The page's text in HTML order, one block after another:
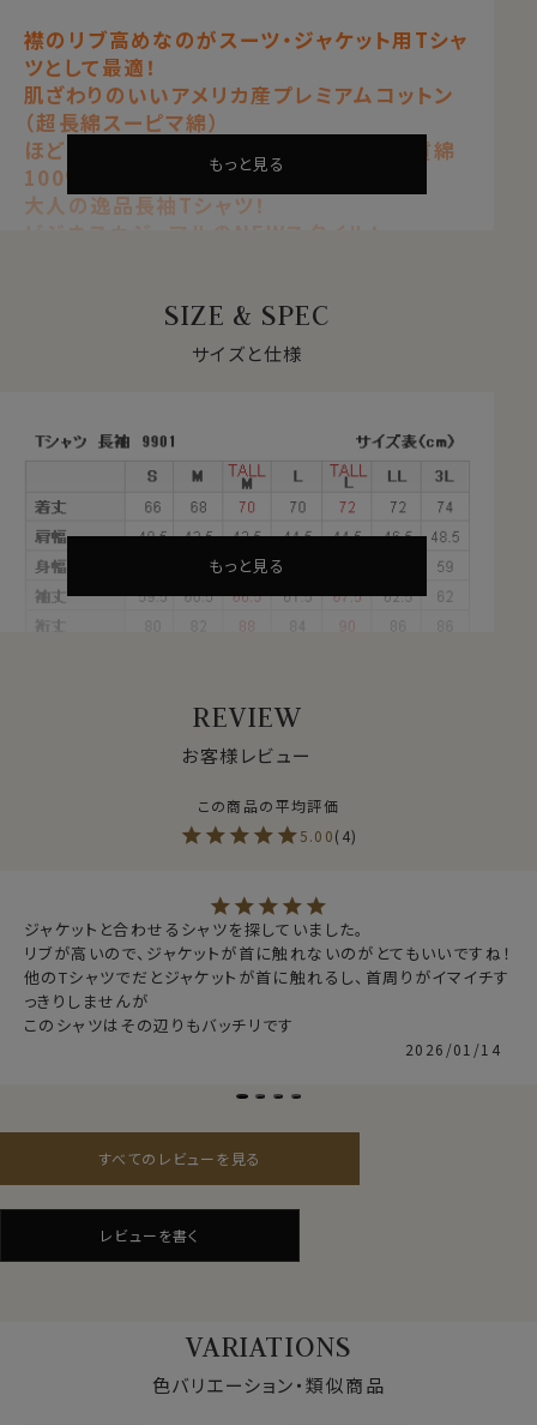
肌ざわりのいいアメリカ産プレミアムコットン
（超長綿スーピマ綿）
ほどよい厚みの度詰め天竺を使用した上質
綿100％
大人の逸品長袖Tシャツ！
●スーツやジャケットにあわせるTシャツとして最適！
昨今業種によってはビジネスのオフィスウェアのカジュア
ただ普通のTシャツではカジュアルすぎて、またよれっと
した薄いTシャツではだらしなく見えてしまいます。
そこでワイシャツ＝ドレスシャツ屋が作ったのがこのTシ
ャツ！
ozieオリジナルの適度な肉厚の40番手度詰め天竺を使
は、スーツ・ジャケットにあわせるのに最適な上品長袖T
シャツです。
襟のリブ高めなのがスーツ・ジャケット用Tシャ
ツとして最適！
肌ざわりのいいアメリカ産プレミアムコットン
（超長綿スーピマ綿）
ほどよい厚みの度詰め天竺を使用した上質綿
100％
大人の逸品長袖Tシャツ！
ビジネスカジュアルのNEWスタイル！
【 度詰め天竺ニット 】【 綿100％・40番手 】
【 プレミアムコットン 】【 丸首/クルーネック 】
ですので縮んだ後もリブの高さを維持するために、新品
その為、立体的な首周りのTシャツを平面で畳んだ状態
でお届けした際、首周りに若干ヨレがあります。
することでリブの目が詰まり、高さが落ち着いてきて写真
品の特性上として、ご理解いただければ幸いです。
もっと見る
SIZE & SPEC
サイズと仕様
仕様表
素材
綿100％（40番手双糸）
プレミアムコットン＝スーピマ綿
ニット（度詰め天竺）
丸首 クルーネック
S・M・L・LL・3L
もっと見る
REVIEW
お客様レビュー
5.00 4
2026/01/14
ジャケットと合わせるシャツを探していました。
リブが高いので、ジャケットが首に触れないのがとてもいいですね！
他のTシャツでだとジャケットが首に触れるし、首周りがイマイチす
っきりしませんが
このシャツはその辺りもバッチリです
すべてのレビューを見る
レビューを書く
VARIATIONS
色バリエーション・類似商品